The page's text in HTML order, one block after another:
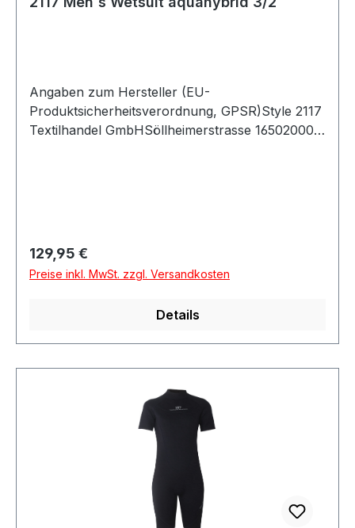
Angaben zum Hersteller (EU-
Produktsicherheitsverordnung, GPSR)Style 2117
Textilhandel GmbHSöllheimerstrasse 16502000
Regulärer Preis:
129,95 €
Preise inkl. MwSt. zzgl. Versandkosten
Details